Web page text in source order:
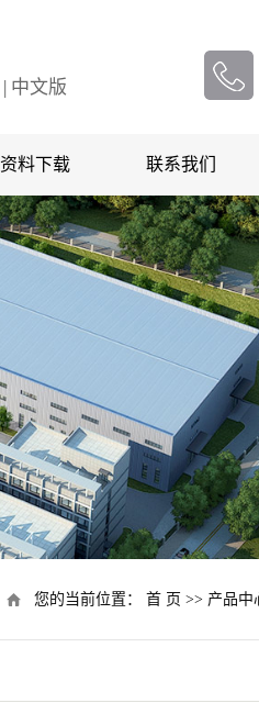
| 中文版
资料下载 联系我们
您的当前位置： 首 页 >> 产品中